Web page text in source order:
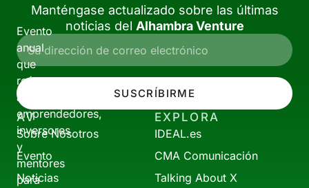
Evento
anual
que
reúne
a
emprendedores,
inversores
y
mentores
para
Manténgase actualizado sobre las últimas
noticias del Alhambra Venture
SUSCRÍBIRME
AV
Sobre Nosotros
Evento
Noticias
EXPLORA
IDEAL.es
CMA Comunicación
Talking About X